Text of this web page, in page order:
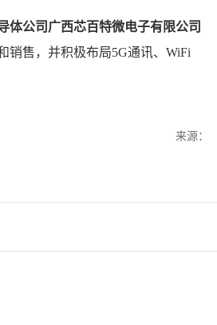
体公司广西芯百特微电子有限公司
销售，并积极布局5G通讯、WiFi
来源：